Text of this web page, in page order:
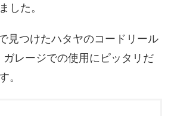
した。
見つけたハタヤのコードリール
レージでの使用にピッタリだ
。